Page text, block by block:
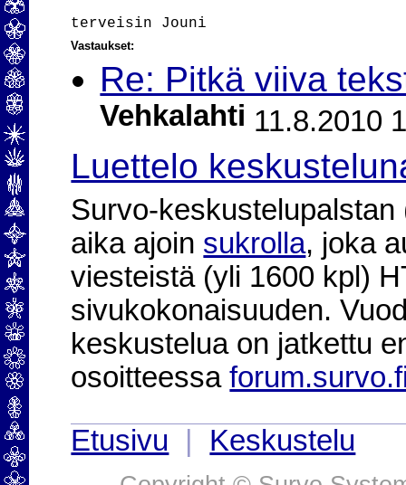
Vastaukset:
Re: Pitkä viiva
Vehkalahti 11.8.2010
Luettelo
Survo-
aika ajoin sukrolla, joka
viesteistä (yli 1600 kpl)
sivukokonaisuuden.
keskustelua on jatkettu
osoitteessa
Etusivu
Keskustelu